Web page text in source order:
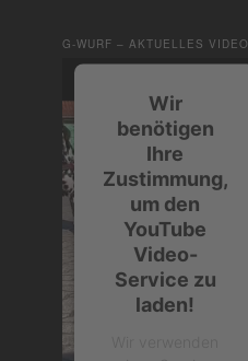
G-WURF – AKTUELLES VIDEO
Wir
benötigen
Ihre
Zustimmung,
um den
YouTube
Video-
Service zu
laden!